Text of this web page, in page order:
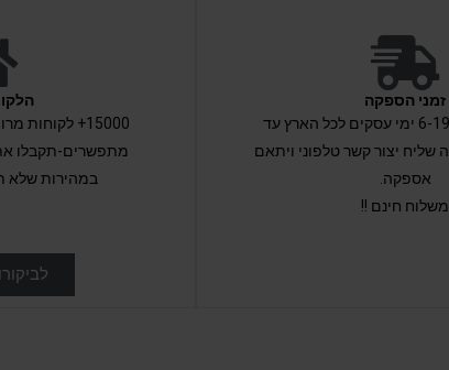
זמני הספקה
זמן אספקה בין 6-19 ימי עסקים לכל הארץ עד
יצור קשר טלפוני ויתאם
אספקה.
משלוח חינם !!
15000+
מתפשרים-תקבלו
במהירות שלא